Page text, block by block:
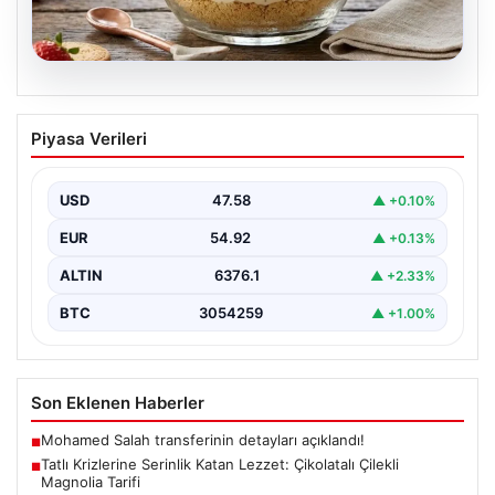
05.08.2026
Tatlı Krizlerine Serinlik Katan Lezzet:
Çikolatalı Çilekli Magnolia Tarifi
severlerin favorisi haline gelen günümüzün popüler
tatlılarından…
Piyasa Verileri
USD 47.58 ▲ +0.10%
EUR 54.92 ▲ +0.13%
ALTIN 6376.1 ▲ +2.33%
BTC 3054259 ▲ +1.00%
Son Eklenen Haberler
■Mohamed Salah transferinin detayları açıklandı!
■Tatlı Krizlerine Serinlik Katan Lezzet: Çikolatalı Çilekli
Magnolia Tarifi